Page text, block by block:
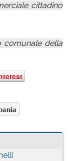
cittadino
comunale della